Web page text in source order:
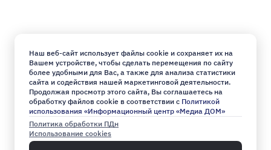
Наш веб-сайт использует файлы cookie и сохраняет их на
Вашем устройстве, чтобы сделать перемещения по сайту
более удобными для Вас, а также для анализа статистики
сайта и содействия нашей маркетинговой деятельности.
Продолжая просмотр этого сайта, Вы соглашаетесь на
обработку файлов cookie в соответствии с Политикой
использования «Информационный центр «Медиа ДОМ»
Политика обработки ПДн
Использование cookies